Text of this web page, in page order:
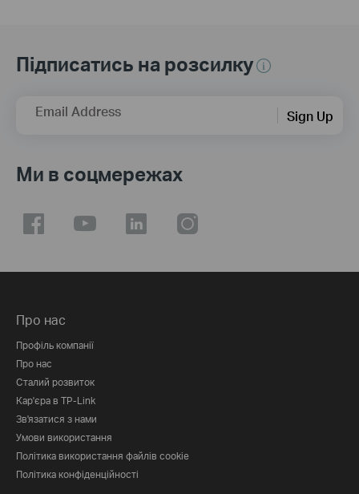
Підписатись на розсилку
Email Address Sign Up
Ми в соцмережах
Про нас
Профіль компанії
Про нас
Сталий розвиток
Кар'єра в TP-Link
Зв'язатися з нами
Умови використання
Політика використання файлів cookie
Політика конфіденційності